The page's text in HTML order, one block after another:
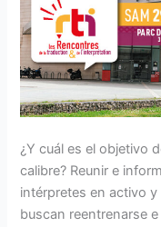
¿Y cuál es el objetivo
calibre? Reunir e
intérpretes en activo
buscan reentrenarse